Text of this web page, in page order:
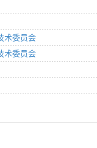
术委员会
术委员会